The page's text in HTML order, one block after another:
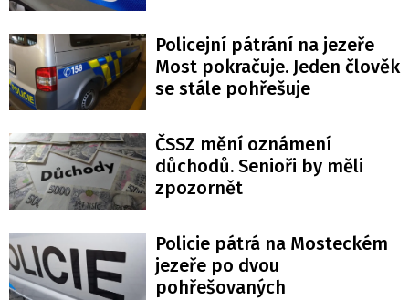
Policejní pátrání na jezeře
Most pokračuje. Jeden člověk
se stále pohřešuje
ČSSZ mění oznámení
důchodů. Senioři by měli
zpozornět
Policie pátrá na Mosteckém
jezeře po dvou
pohřešovaných